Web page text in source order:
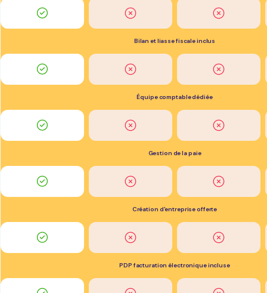
Bilan et liasse fiscale inclus
Équipe comptable dédiée
Gestion de la paie
Création d'entreprise offerte
PDP facturation électronique incluse